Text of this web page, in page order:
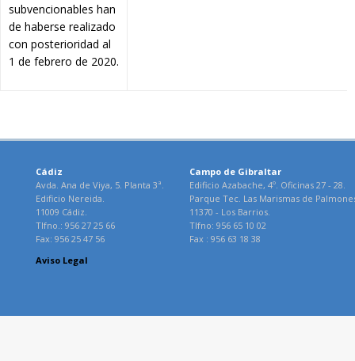
subvencionables han
de haberse realizado
con posterioridad al
1 de febrero de 2020.
Cádiz
Avda. Ana de Viya, 5. Planta 3ª.
Edificio Nereida.
11009 Cádiz.
Tlfno.: 956 27 25 66
Fax: 956 25 47 56
Campo de Gibraltar
Edificio Azabache, 4º. Oficinas 27 - 28.
Parque Tec. Las Marismas de
11370 - Los Barrios.
Tlfno: 956 65 10 02
Fax : 956 63 18 38
Aviso Legal